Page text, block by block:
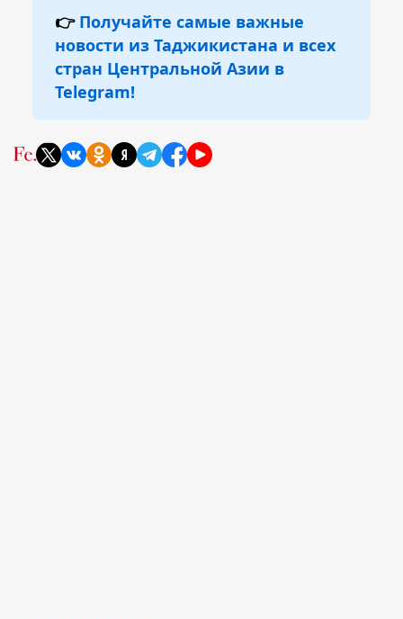
👉 Получайте самые важные
новости из Таджикистана и всех
стран Центральной Азии в
Telegram!